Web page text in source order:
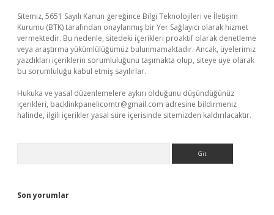
Sitemiz, 5651 Sayılı Kanun gereğince Bilgi Teknolojileri ve İletişim
Kurumu (BTK) tarafından onaylanmış bir Yer Sağlayıcı olarak hizmet
vermektedir. Bu nedenle, sitedeki içerikleri proaktif olarak denetleme
veya araştırma yükümlülüğümüz bulunmamaktadır. Ancak, üyelerimiz
yazdıkları içeriklerin sorumluluğunu taşımakta olup, siteye üye olarak
bu sorumluluğu kabul etmiş sayılırlar.
Hukuka ve yasal düzenlemelere aykırı olduğunu düşündüğünüz
içerikleri, backlinkpanelicomtr@gmail.com adresine bildirmeniz
halinde, ilgili içerikler yasal süre içerisinde sitemizden kaldırılacaktır.
Son yorumlar